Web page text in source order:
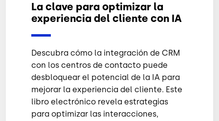
La clave para optimizar la
experiencia del cliente con IA
Descubra cómo la integración de CRM
con los centros de contacto puede
desbloquear el potencial de la IA para
mejorar la experiencia del cliente. Este
libro electrónico revela estrategias
para optimizar las interacciones,